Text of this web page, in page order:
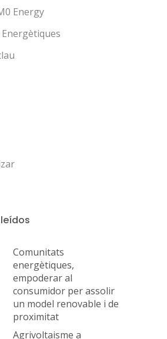
Energy
Comunitats
energètiques,
empoderar al
consumidor per assolir
un model renovable i de
proximitat
Agrivoltaisme a